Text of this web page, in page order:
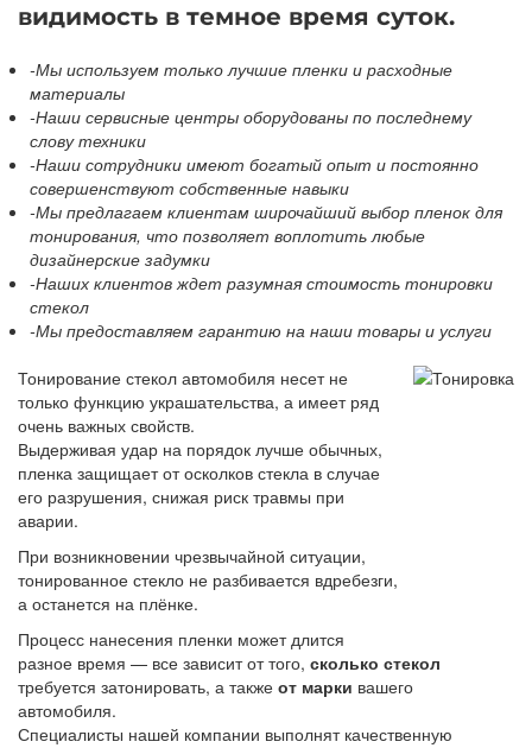
видимость в темное время суток.
-Мы используем только лучшие пленки и расходные
материалы
-Наши сервисные центры оборудованы по последнему
слову техники
-Наши сотрудники имеют богатый опыт и постоянно
совершенствуют собственные навыки
-Мы предлагаем клиентам широчайший выбор пленок для
тонирования, что позволяет воплотить любые
дизайнерские задумки
-Наших клиентов ждет разумная стоимость тонировки
стекол
-Мы предоставляем гарантию на наши товары и услуги
Тонирование стекол автомобиля несет не
только функцию украшательства, а имеет ряд
очень важных свойств.
Выдерживая удар на порядок лучше обычных,
пленка защищает от осколков стекла в случае
его разрушения, снижая риск травмы при
аварии.
При возникновении чрезвычайной ситуации,
тонированное стекло не разбивается вдребезги,
а останется на плёнке.
Процесс нанесения пленки может длится
разное время — все зависит от того, сколько стекол
требуется затонировать, а также от марки вашего
автомобиля.
Специалисты нашей компании выполнят качественную